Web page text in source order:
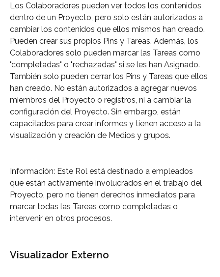
Los Colaboradores pueden ver todos los contenidos
dentro de un Proyecto, pero solo están autorizados a
cambiar los contenidos que ellos mismos han creado.
Pueden crear sus propios Pins y Tareas. Además, los
Colaboradores solo pueden marcar las Tareas como
"completadas" o "rechazadas" si se les han Asignado.
También solo pueden cerrar los Pins y Tareas que ellos
han creado. No están autorizados a agregar nuevos
miembros del Proyecto o registros, ni a cambiar la
configuración del Proyecto. Sin embargo, están
capacitados para crear informes y tienen acceso a la
visualización y creación de Medios y grupos.
Información: Este Rol está destinado a empleados
que están activamente involucrados en el trabajo del
Proyecto, pero no tienen derechos inmediatos para
marcar todas las Tareas como completadas o
intervenir en otros procesos.
Visualizador Externo